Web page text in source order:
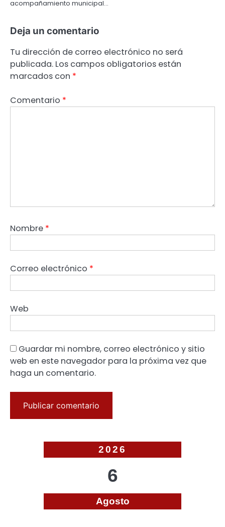
acompañamiento municipal…
Deja un comentario
Tu dirección de correo electrónico no será
publicada. Los campos obligatorios están
marcados con *
Comentario *
Nombre *
Correo electrónico *
Web
Guardar mi nombre, correo electrónico y sitio
web en este navegador para la próxima vez que
haga un comentario.
2026
6
Agosto